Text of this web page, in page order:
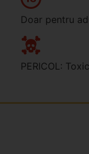
Doar pentru
PERICOL: